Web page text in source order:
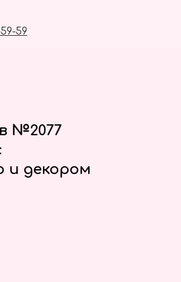
59
№2077
и декором